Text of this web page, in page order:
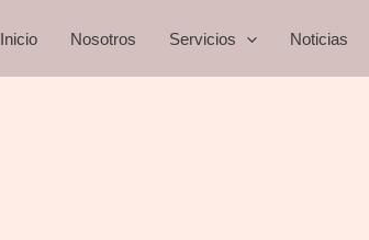
Inicio Nosotros Servicios Noticias